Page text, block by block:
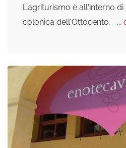
L'agriturismo è all'interno di
colonica dell'Ottocento,
...